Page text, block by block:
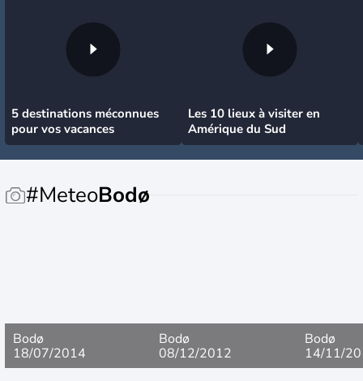
5 destinations méconnues
pour vos vacances
Les 10 lieux à visiter en
Amérique du Sud
#MeteoBodø
Bodø
18/07/2014
Bodø
08/12/2012
Bodø
14/11/